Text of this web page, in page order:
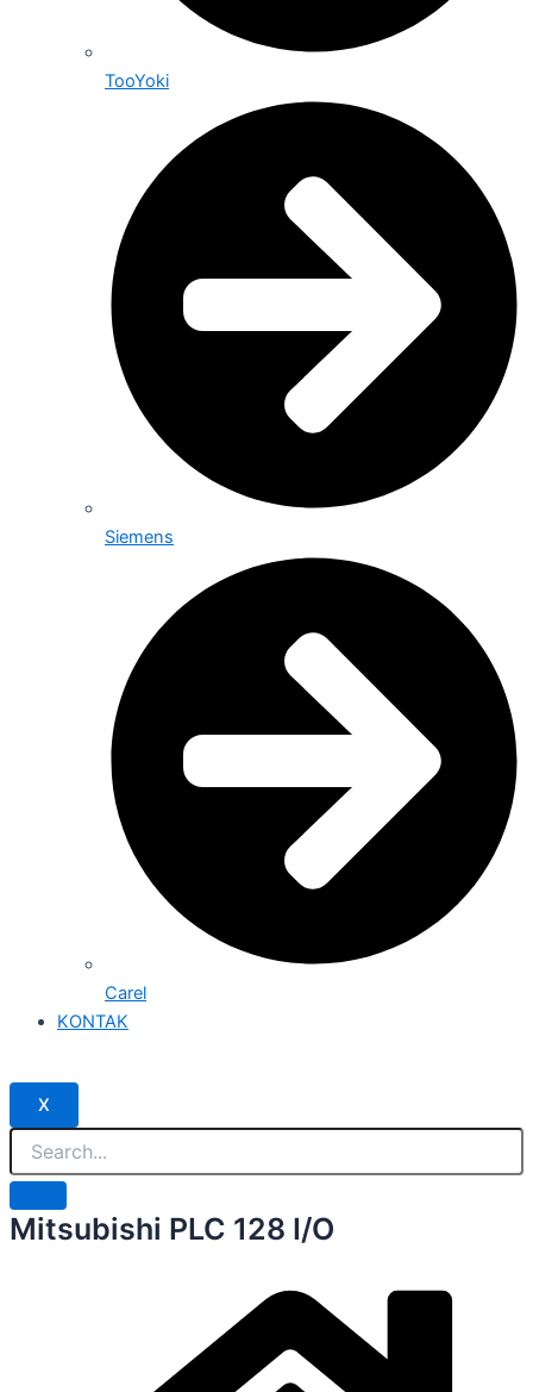
TooYoki
Siemens
Carel
KONTAK
X
Mitsubishi PLC 128 I/O